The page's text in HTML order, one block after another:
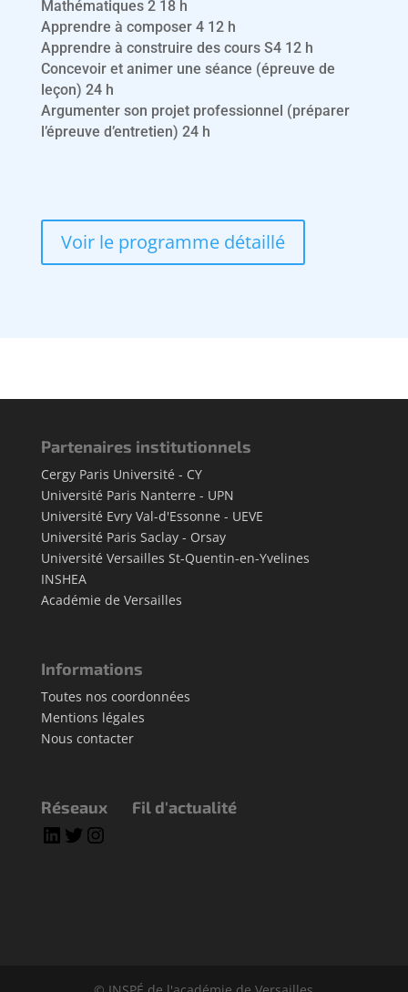
Mathématiques 2 18 h
Apprendre à composer 4 12 h
Apprendre à construire des cours S4 12 h
Concevoir et animer une séance (épreuve de
leçon) 24 h
Argumenter son projet professionnel (préparer
l’épreuve d’entretien) 24 h
Voir le programme détaillé
Partenaires institutionnels
Cergy Paris Université - CY
Université Paris Nanterre - UPN
Université Evry Val-d'Essonne - UEVE
Université Paris Saclay - Orsay
Université Versailles St-Quentin-en-Yvelines
INSHEA
Académie de Versailles
Informations
Toutes nos coordonnées
Mentions légales
Nous contacter
Réseaux
LinkedIn
Twitter
Fil d'actualité